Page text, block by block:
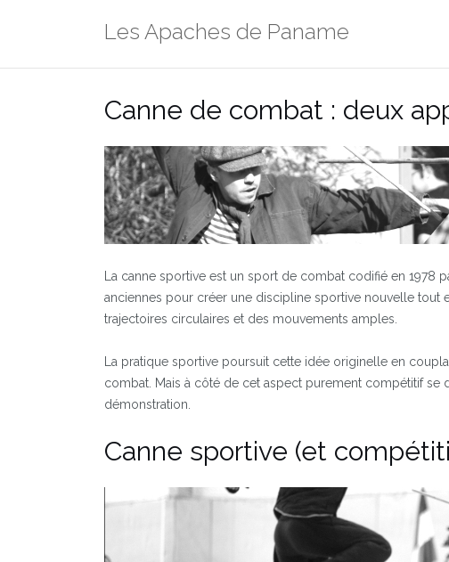
Les Apaches de Paname
Canne de combat : deux
La canne sportive est un sport de combat codifié en 1978
anciennes pour créer une discipline sportive nouvelle tout
trajectoires circulaires et des mouvements amples.
La pratique sportive poursuit cette idée originelle en
combat. Mais à côté de cet aspect purement compétitif
démonstration.
Canne sportive (et